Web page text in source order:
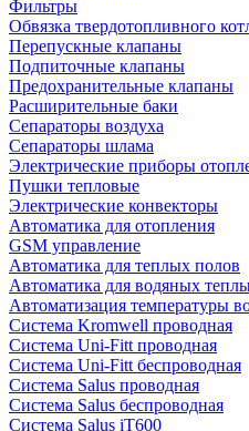
Фильтры
Обвязка твердотопливного
Перепускные клапаны
Подпиточные клапаны
Предохранительные клапаны
Расширительные баки
Сепараторы воздуха
Сепараторы шлама
Электрические приборы
Пушки тепловые
Электрические конвекторы
Автоматика для отопления
GSM управление
Автоматика для теплых полов
Автоматика для водяных
Автоматизация температуры
Система Kromwell проводная
Система Uni-Fitt проводная
Система Uni-Fitt беспроводная
Система Salus проводная
Система Salus беспроводная
Система Salus iT600